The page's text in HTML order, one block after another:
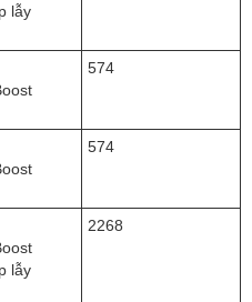
lẫy
574
574
lẫy
2268